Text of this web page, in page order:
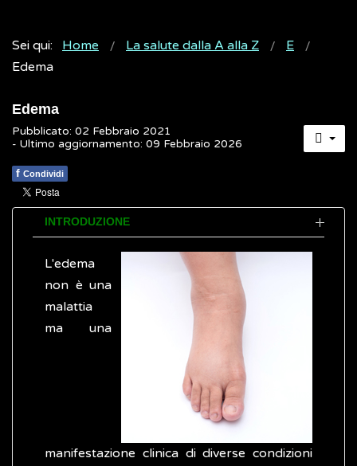
Sei qui: Home La salute dalla A alla Z
E
Edema
Edema
Pubblicato: 02 Febbraio 2021
- Ultimo aggiornamento: 09 Febbraio 2026
f Condividi
INTRODUZIONE
L'edema
non è una
malattia
ma una
manifestazione clinica di diverse condizioni